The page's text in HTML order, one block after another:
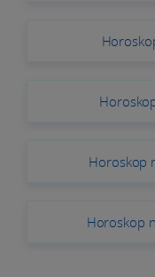
Horoskop
Horoskop